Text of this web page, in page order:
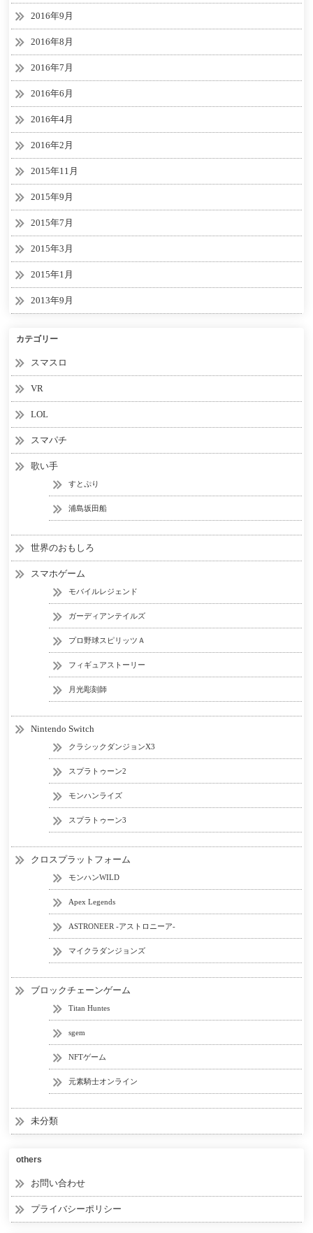
2016年9月
2016年8月
2016年7月
2016年6月
2016年4月
2016年2月
2015年11月
2015年9月
2015年7月
2015年3月
2015年1月
2013年9月
カテゴリー
スマスロ
VR
LOL
スマパチ
歌い手
すとぷり
浦島坂田船
世界のおもしろ
スマホゲーム
モバイルレジェンド
ガーディアンテイルズ
プロ野球スピリッツＡ
フィギュアストーリー
月光彫刻師
Nintendo Switch
クラシックダンジョンX3
スプラトゥーン2
モンハンライズ
スプラトゥーン3
クロスプラットフォーム
モンハンWILD
Apex Legends
ASTRONEER -アストロニーア-
マイクラダンジョンズ
ブロックチェーンゲーム
Titan Huntes
sgem
NFTゲーム
元素騎士オンライン
未分類
others
お問い合わせ
プライバシーポリシー